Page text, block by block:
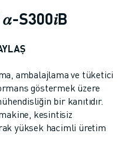
𝛼-S300𝑖B
ambalajlama ve tüketici
göstermek üzere
bir kanıtıdır.
kesintisiz
yüksek hacimli üretim